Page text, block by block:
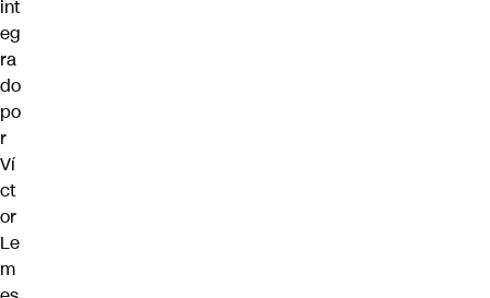
int
eg
ra
do
po
r
Ví
ct
or
Le
m